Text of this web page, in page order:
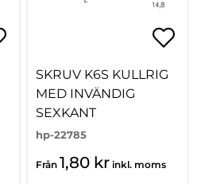
SKRUV K6S KULLRIG
MED INVÄNDIG
SEXKANT
hp-22785
Från 1,80 kr inkl. moms